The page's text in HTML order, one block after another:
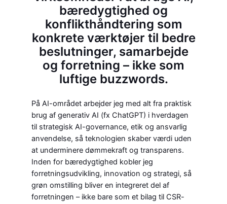
bæredygtighed og
konflikthåndtering som
konkrete værktøjer til bedre
beslutninger, samarbejde
og forretning – ikke som
luftige buzzwords.
På AI-området arbejder jeg med alt fra praktisk
brug af generativ AI (fx ChatGPT) i hverdagen
til strategisk AI-governance, etik og ansvarlig
anvendelse, så teknologien skaber værdi uden
at underminere dømmekraft og transparens.
Inden for bæredygtighed kobler jeg
forretningsudvikling, innovation og strategi, så
grøn omstilling bliver en integreret del af
forretningen – ikke bare som et bilag til CSR-